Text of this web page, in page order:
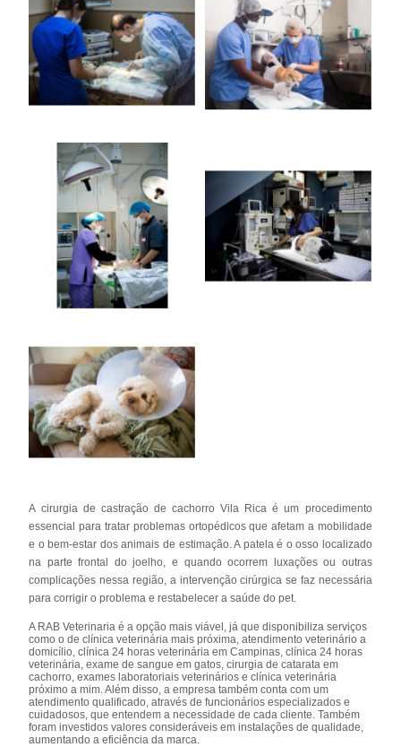
A cirurgia de castração de cachorro Vila Rica é um procedimento
essencial para tratar problemas ortopédicos que afetam a mobilidade
e o bem-estar dos animais de estimação. A patela é o osso localizado
na parte frontal do joelho, e quando ocorrem luxações ou outras
complicações nessa região, a intervenção cirúrgica se faz necessária
para corrigir o problema e restabelecer a saúde do pet.
A RAB Veterinaria é a opção mais viável, já que disponibiliza serviços
como o de clínica veterinária mais próxima, atendimento veterinário a
domicílio, clínica 24 horas veterinária em Campinas, clínica 24 horas
veterinária, exame de sangue em gatos, cirurgia de catarata em
cachorro, exames laboratoriais veterinários e clínica veterinária
próximo a mim. Além disso, a empresa também conta com um
atendimento qualificado, através de funcionários especializados e
cuidadosos, que entendem a necessidade de cada cliente. Também
foram investidos valores consideráveis em instalações de qualidade,
aumentando a eficiência da marca.